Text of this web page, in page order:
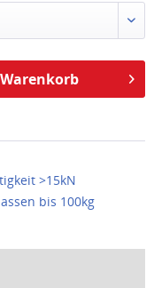
>15kN
bis 100kg